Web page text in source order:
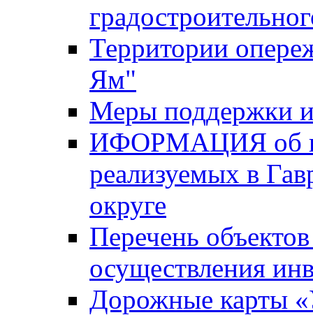
Территории
Ям"
Меры поддержки
ИФОРМАЦИЯ об
реализуемых в
округе
Перечень
осуществления
Дорожные карты